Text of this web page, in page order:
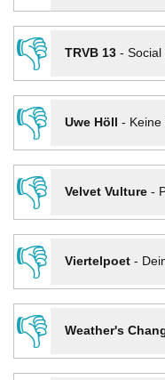
👎
TRVB 13- Social
👎
Uwe Höll -
👎
Velvet Vulture-
👎
Viertelpoet-
👎
Weather's